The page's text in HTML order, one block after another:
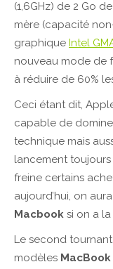
(1,6GHz) de 2 Go
mère (capacité
graphique Intel
nouveau mode de
à réduire de 60%
Ceci étant dit,
capable de
technique mais
lancement
freine certains
aujourd’hui, on
Macbook si on a
Le second tournant
modèles MacBook